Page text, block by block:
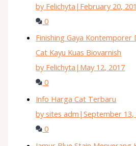
by Felichyta | February 20,
0
Finishing Gaya Kontemporer
Cat Kayu Kuas Biovarnish
by Felichyta | May 12, 2017
0
Info Harga Cat Terbaru
by sites adm |September 13,
0